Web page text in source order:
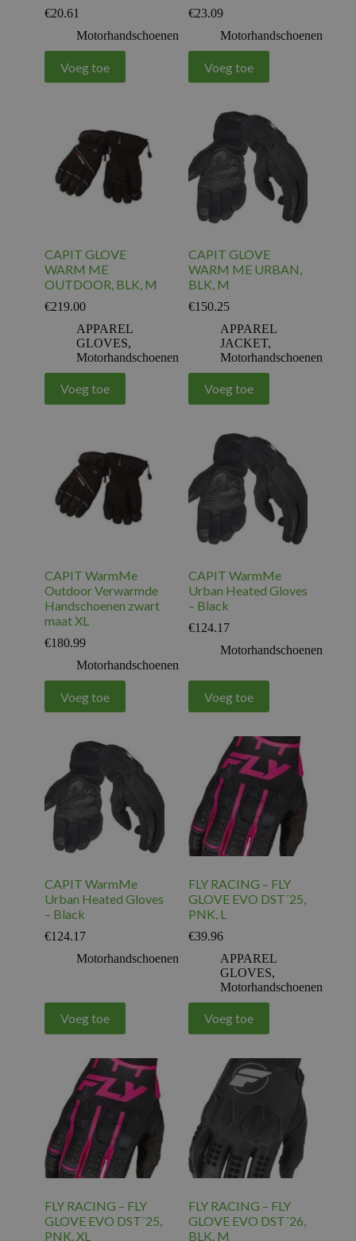
€20.61
Motorhandschoenen
Voeg toe
€23.09
Motorhandschoenen
Voeg toe
CAPIT GLOVE
WARM ME
OUTDOOR, BLK, M
€219.00
APPAREL
GLOVES,
Motorhandschoenen
Voeg toe
CAPIT GLOVE
WARM ME URBAN,
BLK, M
€150.25
APPAREL
JACKET,
Motorhandschoenen
Voeg toe
CAPIT WarmMe
Outdoor Verwarmde
Handschoenen zwart
maat XL
€180.99
Motorhandschoenen
Voeg toe
CAPIT WarmMe
Urban Heated Gloves
– Black
€124.17
Motorhandschoenen
Voeg toe
CAPIT WarmMe
Urban Heated Gloves
– Black
€124.17
Motorhandschoenen
Voeg toe
FLY RACING – FLY
GLOVE EVO DST´25,
PNK, L
€39.96
APPAREL
GLOVES,
Motorhandschoenen
Voeg toe
FLY RACING – FLY
GLOVE EVO DST´25,
PNK, XL
FLY RACING – FLY
GLOVE EVO DST´26,
BLK, M